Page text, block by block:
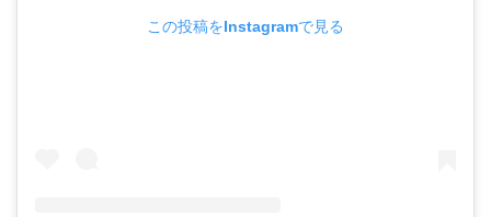
この投稿をInstagramで見る